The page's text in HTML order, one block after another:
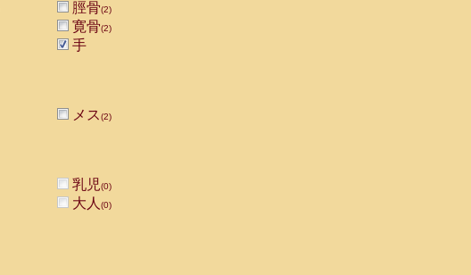
脛骨(2)
寛骨(2)
手
メス(2)
乳児(0)
大人 (0)